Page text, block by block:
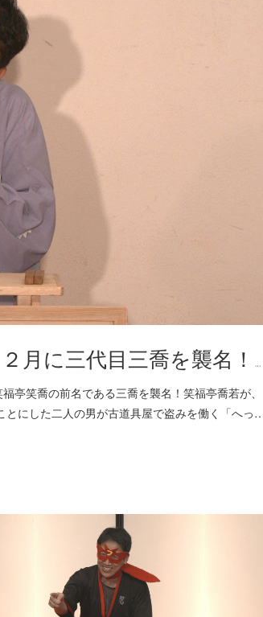
月に三代目三喬を襲名！…
笑喬の前名である三喬を襲名！笑福亭喬若が、
とにした二人の男が古道具屋で盗みを働く「へっ